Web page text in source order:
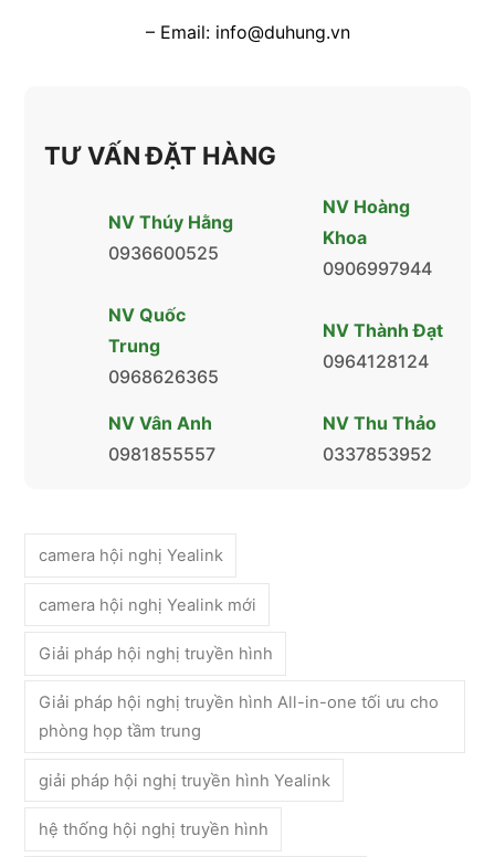
– Email: info@duhung.vn
TƯ VẤN ĐẶT HÀNG
NV Thúy Hằng
0936600525
NV Hoàng
Khoa
0906997944
NV Quốc
Trung
0968626365
NV Thành Đạt
0964128124
NV Vân Anh
0981855557
NV Thu Thảo
0337853952
camera hội nghị Yealink
camera hội nghị Yealink mới
Giải pháp hội nghị truyền hình
Giải pháp hội nghị truyền hình All-in-one tối ưu cho
phòng họp tầm trung
giải pháp hội nghị truyền hình Yealink
hệ thống hội nghị truyền hình